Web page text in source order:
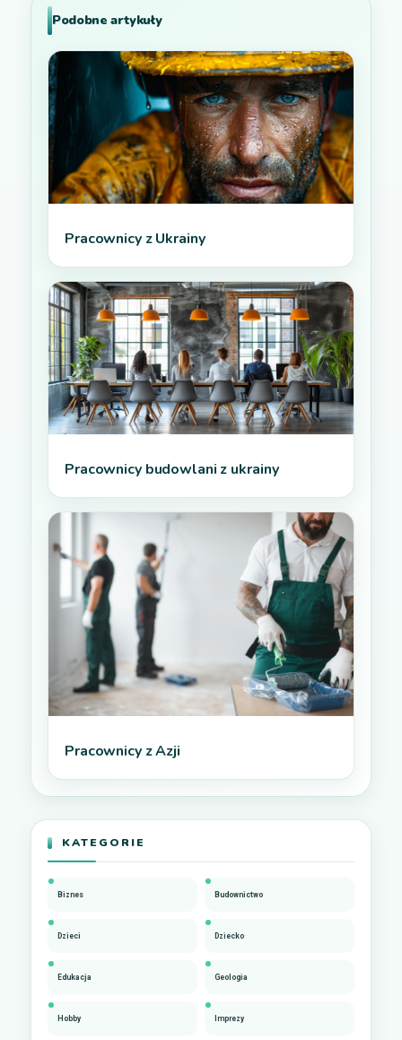
Podobne artykuły
Pracownicy z Ukrainy
Pracownicy budowlani z ukrainy
Pracownicy z Azji
KATEGORIE
Biznes Budownictwo
Dzieci Dziecko
Edukacja Geologia
Hobby Imprezy